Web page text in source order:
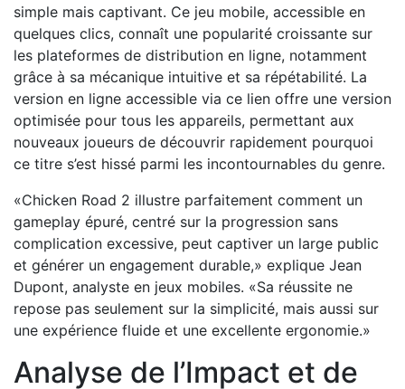
simple mais captivant. Ce jeu mobile, accessible en
quelques clics, connaît une popularité croissante sur
les plateformes de distribution en ligne, notamment
grâce à sa mécanique intuitive et sa répétabilité. La
version en ligne accessible via ce lien offre une version
optimisée pour tous les appareils, permettant aux
nouveaux joueurs de découvrir rapidement pourquoi
ce titre s’est hissé parmi les incontournables du genre.
«Chicken Road 2 illustre parfaitement comment un
gameplay épuré, centré sur la progression sans
complication excessive, peut captiver un large public
et générer un engagement durable,» explique Jean
Dupont, analyste en jeux mobiles. «Sa réussite ne
repose pas seulement sur la simplicité, mais aussi sur
une expérience fluide et une excellente ergonomie.»
Analyse de l’Impact et de